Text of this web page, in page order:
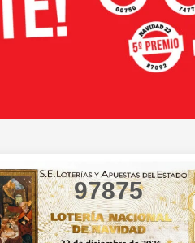
97875